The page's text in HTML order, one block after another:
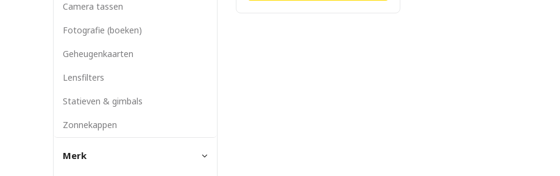
Camera tassen
Fotografie (boeken)
Geheugenkaarten
Lensfilters
Statieven & gimbals
Zonnekappen
Merk